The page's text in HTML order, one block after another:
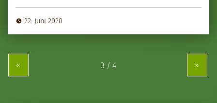
22. Juni 2020
« »